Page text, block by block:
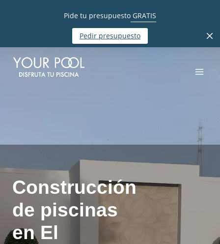
Pide tu presupuesto GRATIS
Pedir presupuesto
Construcción
de piscinas
en El